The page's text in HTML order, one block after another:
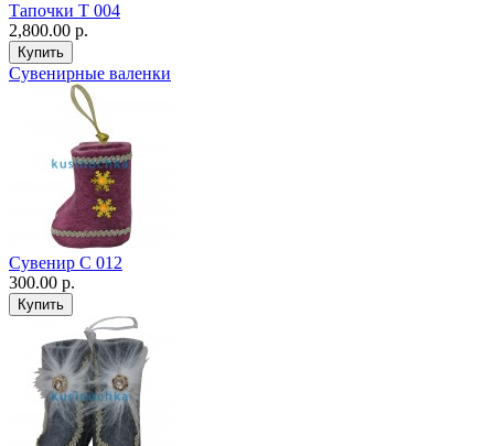
Тапочки Т 004
2,800.00 р.
Сувенирные валенки
Сувенир С 012
300.00 р.